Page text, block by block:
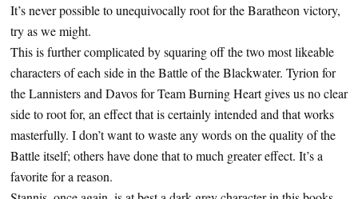
It’s never possible to unequivocally root for the Baratheon victory,
try as we might.
This is further complicated by squaring off the two most likeable
characters of each side in the Battle of the Blackwater. Tyrion for
the Lannisters and Davos for Team Burning Heart gives us no clear
side to root for, an effect that is certainly intended and that works
masterfully. I don’t want to waste any words on the quality of the
Battle itself; others have done that to much greater effect. It’s a
favorite for a reason.